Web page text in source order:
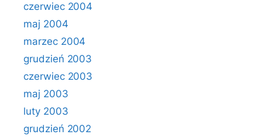
czerwiec 2004
maj 2004
marzec 2004
grudzień 2003
czerwiec 2003
maj 2003
luty 2003
grudzień 2002